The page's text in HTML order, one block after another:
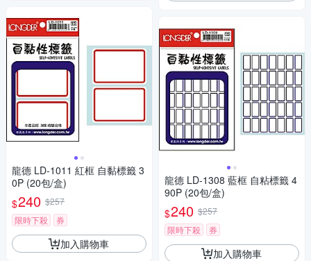
龍德 LD-1011 紅框 自黏標籤 3
0P (20包/盒)
$240 $257
限時下殺
券
加入購物車
龍德 LD-1308 藍框 自粘標籤 4
90P (20包/盒)
$240 $257
限時下殺
券
加入購物車